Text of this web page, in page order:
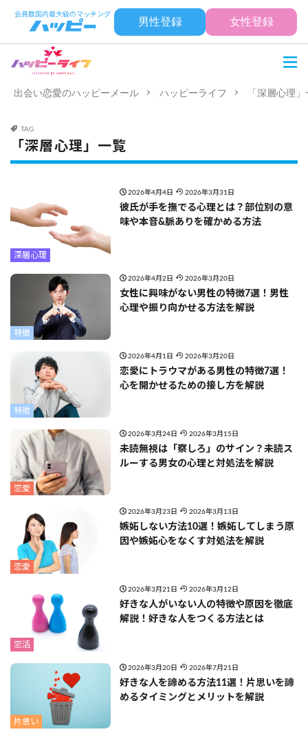
男性登録 女性登録
出会い恋愛のハッピーメール ハッピーライフ 「深層心理
TAG
「深層心理」一覧
深層心理
2026年4月4日 2026年3月31日
彼氏が手を撫でる心理とは？部位別の意
味や本音&脈ありを確かめる方法
特徴
2026年4月2日 2026年3月20日
女性に興味がない男性の特徴7選！男性
心理や振り向かせる方法を解説
特徴
2026年4月1日 2026年3月20日
恋愛にトラウマがある男性の特徴7選！
心を開かせるための接し方を解説
恋愛
2026年3月24日 2026年3月15日
未読無視は「察しろ」のサイン？未読ス
ルーする男女の心理と対処法を解説
恋愛
2026年3月23日 2026年3月13日
嫉妬しない方法10選！嫉妬してしまう原
因や嫉妬心をなくす対処法を解説
恋活
2026年3月21日 2026年3月12日
好きな人がいない人の特徴や原因を徹底
解説！好きな人をつくる方法とは
片思い
2026年3月20日 2026年7月21日
好きな人を諦める方法11選！片思いを諦
めるタイミングとメリットを解説